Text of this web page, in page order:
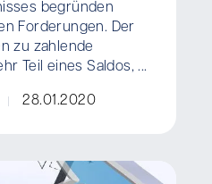
begründen
Forderungen. Der
zu zahlende
Teil eines Saldos, ...
28.01.2020